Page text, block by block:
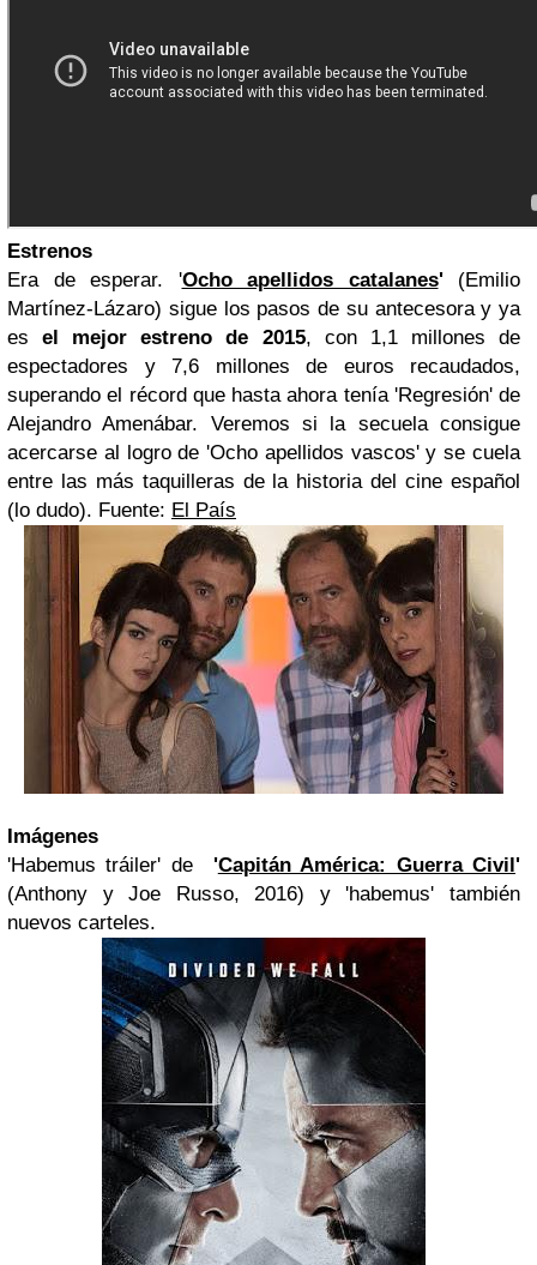
Estrenos
Era de esperar. 'Ocho apellidos catalanes' (Emilio
Martínez-Lázaro) sigue los pasos de su antecesora y ya
es el mejor estreno de 2015, con 1,1 millones de
espectadores y 7,6 millones de euros recaudados,
superando el récord que hasta ahora tenía 'Regresión' de
Alejandro Amenábar. Veremos si la secuela consigue
acercarse al logro de 'Ocho apellidos vascos' y se cuela
entre las más taquilleras de la historia del cine español
(lo dudo). Fuente: El País
Imágenes
'Habemus tráiler' de
'Capitán América: Guerra Civil'
(Anthony y Joe Russo, 2016) y 'habemus' también
nuevos carteles.